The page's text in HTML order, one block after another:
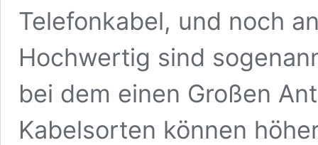
Telefonkabel, und noch
Hochwertig sind
bei dem einen Großen
Kabelsorten können